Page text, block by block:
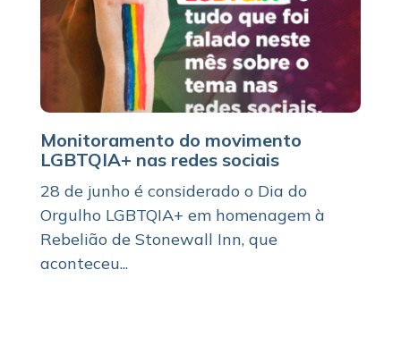
Monitoramento do movimento
LGBTQIA+ nas redes sociais
28 de junho é considerado o Dia do
Orgulho LGBTQIA+ em homenagem à
Rebelião de Stonewall Inn, que
aconteceu...